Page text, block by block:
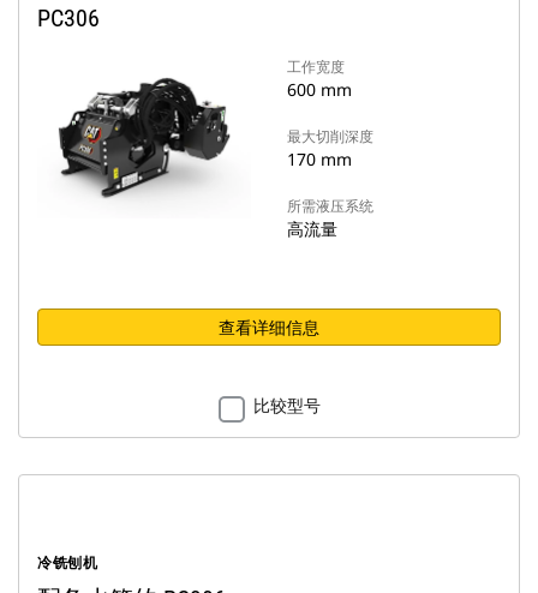
PC306
工作宽度
600 mm
最大切削深度
170 mm
所需液压系统
高流量
查看详细信息
比较型号
冷铣刨机